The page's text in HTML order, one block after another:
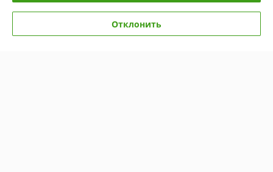
Полная версия сайта
Политика обработки cookies
Отклонить